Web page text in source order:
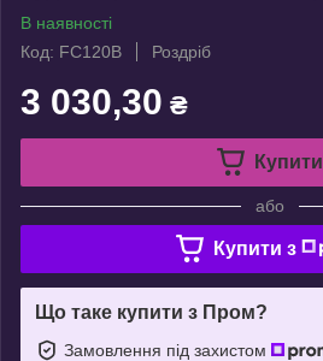
В наявності
Код: FC120B
Роздріб
3 030,30 ₴
Купити
або
Купити з
Що таке купити з Пром?
Замовлення під захистом